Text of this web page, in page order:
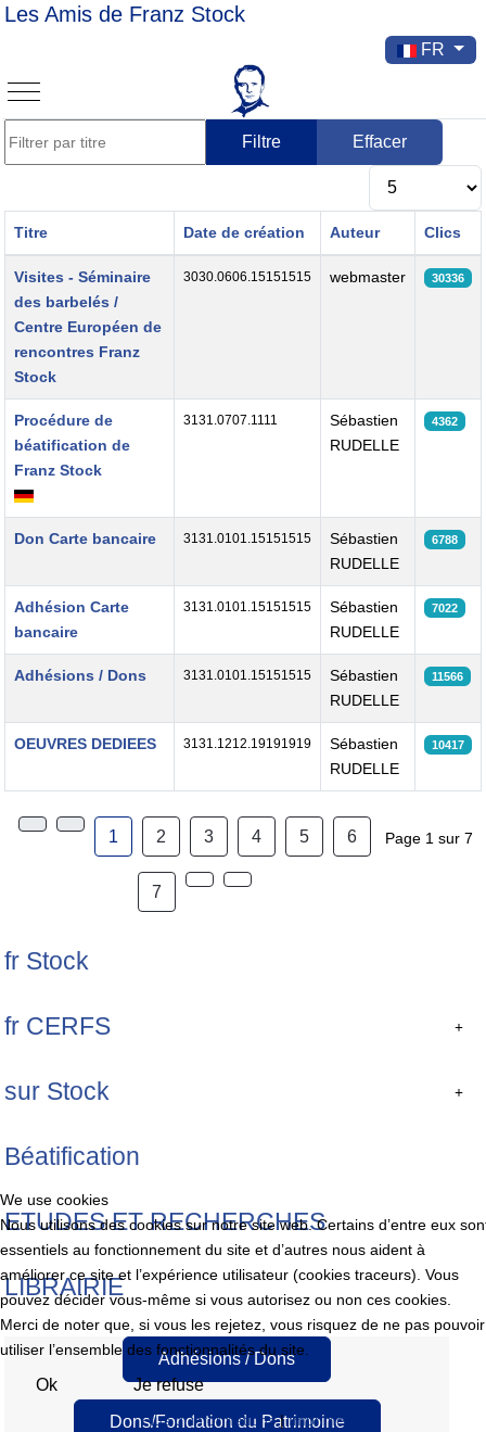
Les Amis de Franz Stock
Sélectionnez
FR
Mobile Menu Toggle
Filtre Effacer
Titre Date de création Auteur Clics
Visites - Séminaire
des barbelés /
Centre Européen de
rencontres Franz
Stock
3030.0606.15151515 webmaster 30336
Procédure de
béatification de
Franz Stock
3131.0707.1111
Sébastien
RUDELLE
4362
Don Carte bancaire 3131.0101.15151515
Sébastien
RUDELLE
6788
Adhésion Carte
bancaire
3131.0101.15151515
Sébastien
RUDELLE
7022
Adhésions / Dons 3131.0101.15151515
Sébastien
RUDELLE
11566
OEUVRES DEDIEES 3131.1212.19191919
Sébastien
RUDELLE
10417
Page 1 sur 7
1 2 3 4 5 6
7
fr Stock
fr CERFS
sur Stock
Béatification
ETUDES ET RECHERCHES
LIBRAIRIE
Adhésions / Dons
Dons/Fondation du Patrimoine
We use cookies
Nous utilisons des cookies sur notre site web. Certains d’entre eux
essentiels au fonctionnement du site et d’autres nous aident à
améliorer ce site et l’expérience utilisateur (cookies traceurs). Vous
pouvez décider vous-même si vous autorisez ou non ces cookies.
Merci de noter que, si vous les rejetez, vous risquez de ne pas pouvoir
utiliser l’ensemble des fonctionnalités du site.
Ok Je refuse
Plus d' informations|Imprimer